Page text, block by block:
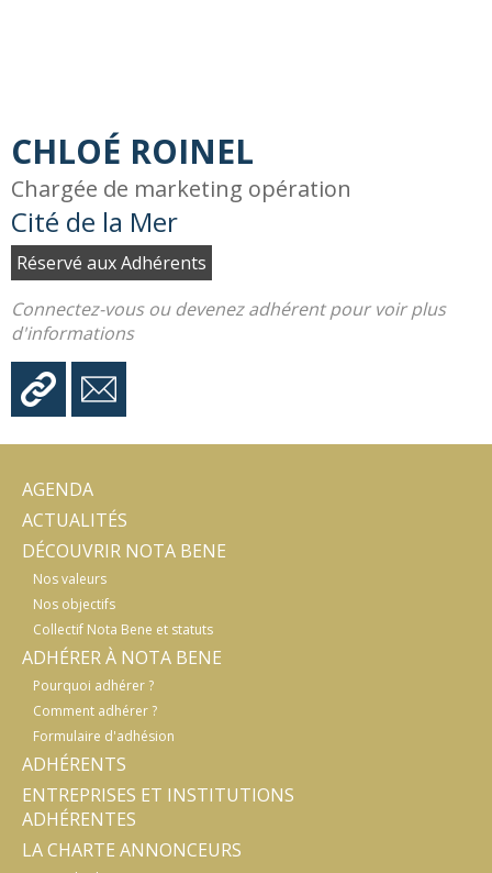
CHLOÉ ROINEL
Chargée de marketing opération
Cité de la Mer
Réservé aux Adhérents
Connectez-vous ou devenez adhérent pour voir plus
d'informations
AGENDA
ACTUALITÉS
DÉCOUVRIR NOTA BENE
Nos valeurs
Nos objectifs
Collectif Nota Bene et statuts
ADHÉRER À NOTA BENE
Pourquoi adhérer ?
Comment adhérer ?
Formulaire d'adhésion
ADHÉRENTS
ENTREPRISES ET INSTITUTIONS
ADHÉRENTES
LA CHARTE ANNONCEURS